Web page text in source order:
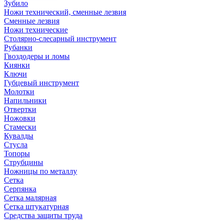
Зубило
Ножи технический, сменные лезвия
Сменные лезвия
Ножи технические
Столярно-слесарный инструмент
Рубанки
Гвоздодеры и ломы
Киянки
Ключи
Губцевый инструмент
Молотки
Напильники
Отвертки
Ножовки
Стамески
Кувалды
Стусла
Топоры
Струбцины
Ножницы по металлу
Сетка
Серпянка
Сетка малярная
Сетка штукатурная
Средства защиты труда